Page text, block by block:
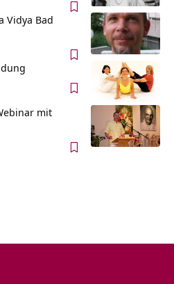
Vidya Bad
mit